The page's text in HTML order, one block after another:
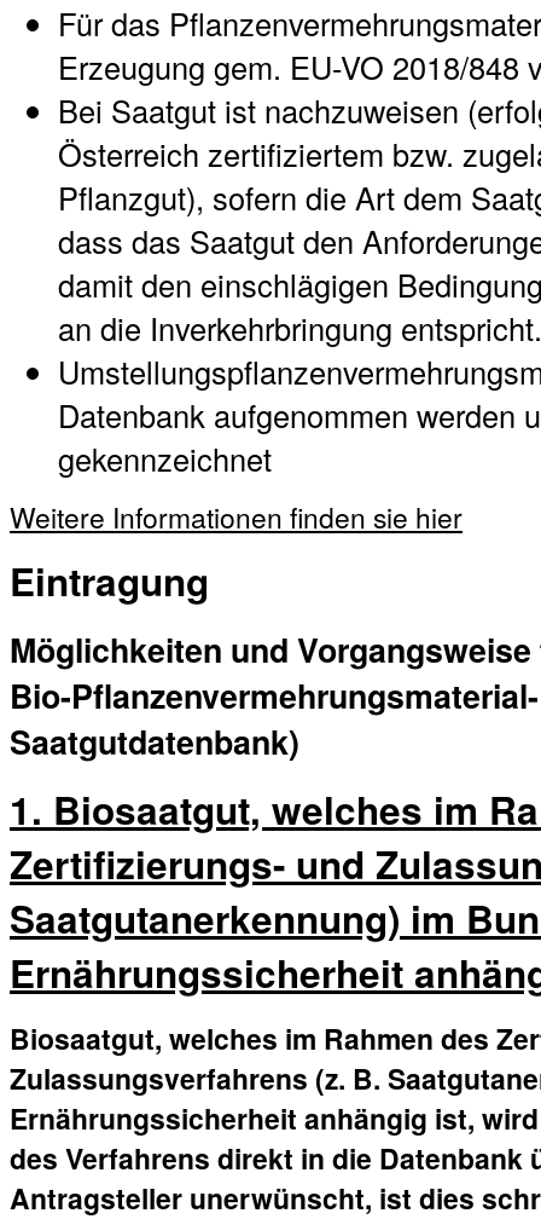
Für das
Erzeugung gem. EU-VO 2018/848
Bei Saatgut ist nachzuweisen
Österreich zertifiziertem bzw.
Pflanzgut), sofern die Art dem
dass das Saatgut den
damit den einschlägigen
an die Inverkehrbringung entspricht.
Datenbank aufgenommen werden
gekennzeichnet
Weitere Informationen finden sie hier
Eintragung
Möglichkeiten und
Bio-
Saatgutdatenbank)
1. Biosaatgut, welches im
Zertifizierungs- und
Saatgutanerkennung) im
Ernährungssicherheit
Biosaatgut, welches im Rahmen des
Zulassungsverfahrens (z. B.
Ernährungssicherheit anhängig ist,
des Verfahrens direkt in die Datenbank
Antragsteller unerwünscht, ist dies